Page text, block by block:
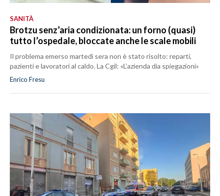
SANITÀ
Brotzu senz’aria condizionata: un forno (quasi)
tutto l’ospedale, bloccate anche le scale mobili
Il problema emerso martedì sera non è stato risolto: reparti,
pazienti e lavoratori al caldo. La Cgil: «L’azienda dia spiegazioni»
Enrico Fresu